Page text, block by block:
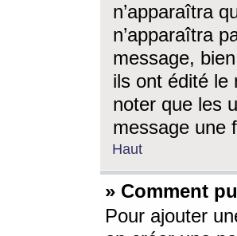
n’apparaîtra
n’apparaîtra
message,
ils ont édité le
noter que les
message une
Haut
» Comment
Pour ajouter